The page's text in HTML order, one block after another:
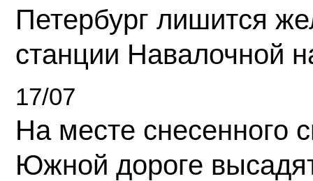
Петербург лишится
станции Навалочной
17/07
На месте снесенного
Южной дороге